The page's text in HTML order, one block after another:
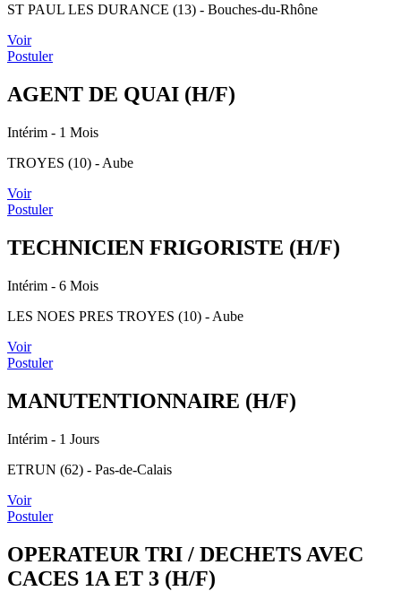
ST PAUL LES DURANCE (13) - Bouches-du-Rhône
Voir
Postuler
AGENT DE QUAI (H/F)
Intérim - 1 Mois
TROYES (10) - Aube
Voir
Postuler
TECHNICIEN FRIGORISTE (H/F)
Intérim - 6 Mois
LES NOES PRES TROYES (10) - Aube
Voir
Postuler
MANUTENTIONNAIRE (H/F)
Intérim - 1 Jours
ETRUN (62) - Pas-de-Calais
Voir
Postuler
OPERATEUR TRI / DECHETS AVEC
CACES 1A ET 3 (H/F)